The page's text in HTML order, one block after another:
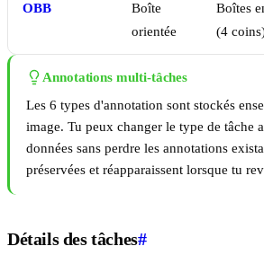
OBB
Boîte
orientée
Boîtes
(4
Annotations multi-tâches
Les 6 types d'annotation sont stockés
image. Tu peux changer le type de tâche
données sans perdre les annotations
préservées et réapparaissent lorsque tu
Détails des tâches#